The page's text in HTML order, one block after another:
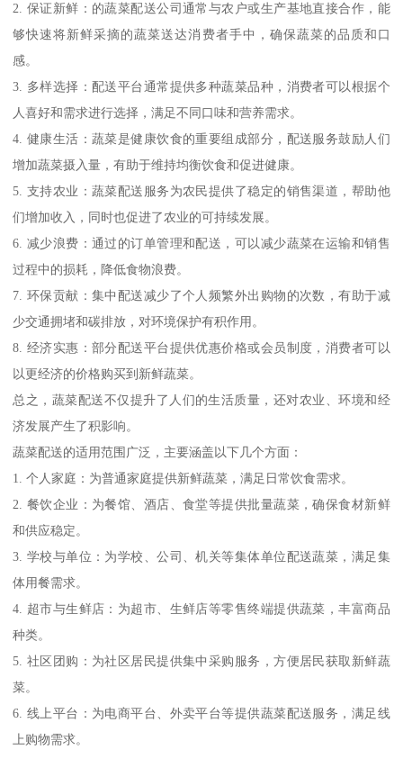
2. 保证新鲜：的蔬菜配送公司通常与农户或生产基地直接合作，能
够快速将新鲜采摘的蔬菜送达消费者手中，确保蔬菜的品质和口
感。
3. 多样选择：配送平台通常提供多种蔬菜品种，消费者可以根据个
人喜好和需求进行选择，满足不同口味和营养需求。
4. 健康生活：蔬菜是健康饮食的重要组成部分，配送服务鼓励人们
增加蔬菜摄入量，有助于维持均衡饮食和促进健康。
5. 支持农业：蔬菜配送服务为农民提供了稳定的销售渠道，帮助他
们增加收入，同时也促进了农业的可持续发展。
6. 减少浪费：通过的订单管理和配送，可以减少蔬菜在运输和销售
过程中的损耗，降低食物浪费。
7. 环保贡献：集中配送减少了个人频繁外出购物的次数，有助于减
少交通拥堵和碳排放，对环境保护有积作用。
8. 经济实惠：部分配送平台提供优惠价格或会员制度，消费者可以
以更经济的价格购买到新鲜蔬菜。
总之，蔬菜配送不仅提升了人们的生活质量，还对农业、环境和经
济发展产生了积影响。
蔬菜配送的适用范围广泛，主要涵盖以下几个方面：
1. 个人家庭：为普通家庭提供新鲜蔬菜，满足日常饮食需求。
2. 餐饮企业：为餐馆、酒店、食堂等提供批量蔬菜，确保食材新鲜
和供应稳定。
3. 学校与单位：为学校、公司、机关等集体单位配送蔬菜，满足集
体用餐需求。
4. 超市与生鲜店：为超市、生鲜店等零售终端提供蔬菜，丰富商品
种类。
5. 社区团购：为社区居民提供集中采购服务，方便居民获取新鲜蔬
菜。
6. 线上平台：为电商平台、外卖平台等提供蔬菜配送服务，满足线
上购物需求。